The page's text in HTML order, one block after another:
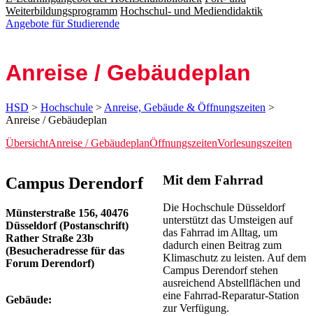
Weiterbildungsprogramm Hochschul- und Mediendidaktik
Angebote für Studierende
Anreise / Gebäude­plan
HSD > Hochschule > Anreise, Gebäude & Öffnungszeiten >
Anreise / Gebäudeplan
ÜbersichtAnreise / GebäudeplanÖffnungszeitenVorlesungszeiten
​​​​​​​​Campus Deren­​dorf
Münsterstraße 156, 40476
Düsseldorf (Postanschrift)
Rather Straße 23b
(Besucheradresse für das
Forum Derendorf)
Gebäude:
Mit dem Fahrrad
Die Hochschule Düsseldorf
unterstützt das Umsteigen auf
das Fahrrad im Alltag, um
dadurch einen Beitrag zum
Klimaschutz zu leisten. Auf dem
Campus Derendorf stehen
ausreichend Abstellflächen und
eine Fahrrad-Reparatur-Station
zur Verfügung.